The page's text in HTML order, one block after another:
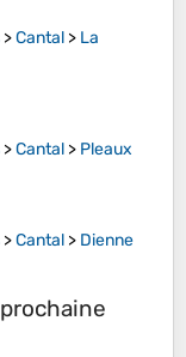
>Cantal > La
>Cantal > Pleaux
>Cantal > Dienne